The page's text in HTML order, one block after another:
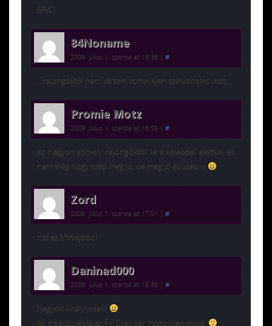
EPIC!
84Noname
2009. július 1. szerda at 16:36 #
…rajongóktól nem vártam volna ilyen színvonalas vidit…
Promie Motz
2009. július 1. szerda at 16:59 #
ez nagyon komoly rajongóktól! le a kalappal előttük, és
nem elég hogy szép meg jó, de még jó és szép is
Zord
2009. július 1. szerda at 17:01 #
hát ez k*rvajóóó!
Daninad000
2009. július 1. szerda at 18:39 #
Nagyon király videó!
Jól megcsinálták az fix! Csak kár, hogy ilyen rövid.